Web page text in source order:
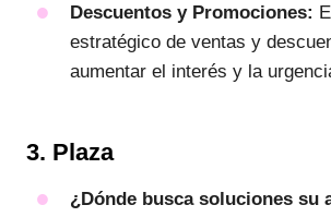
Descuentos y Promociones:
estratégico de ventas y
aumentar el interés y la
3. Plaza
¿Dónde busca soluciones su